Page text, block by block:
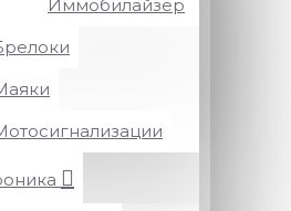
Иммобилайзер